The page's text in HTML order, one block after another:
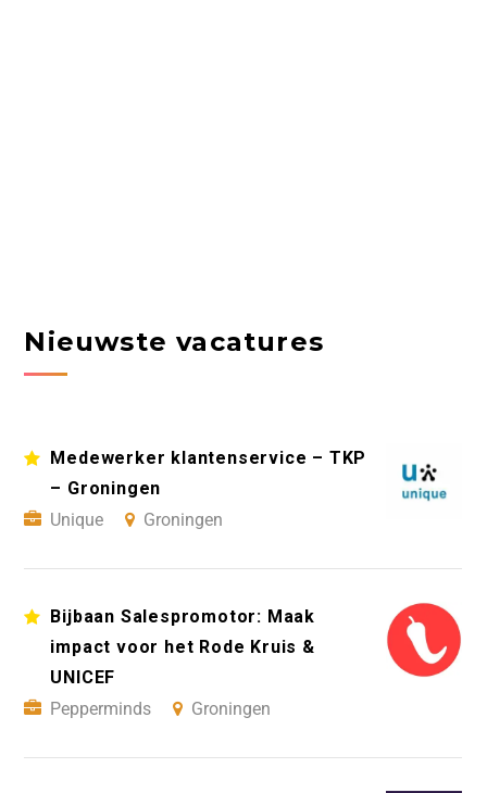
Nieuwste vacatures
Medewerker klantenservice – TKP
– Groningen
Unique
Groningen
Bijbaan Salespromotor: Maak
impact voor het Rode Kruis &
UNICEF
Pepperminds
Groningen